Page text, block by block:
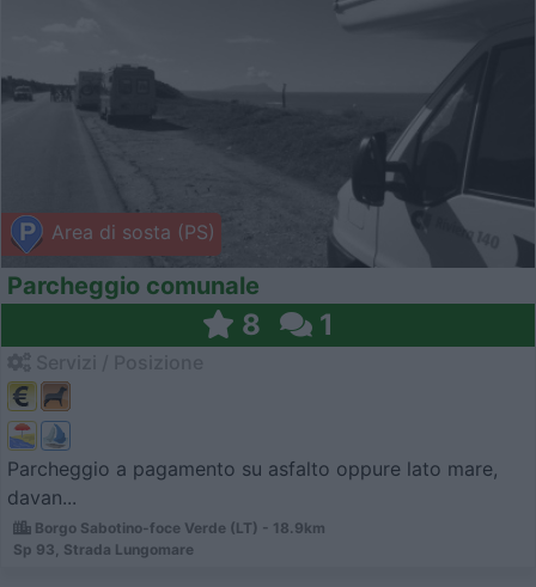
Area di sosta (PS)
Parcheggio comunale
8 1
Parcheggio a pagamento su asfalto oppure lato mare,
davan...
Borgo Sabotino-foce Verde (LT) - 18.9km
Sp 93, Strada Lungomare